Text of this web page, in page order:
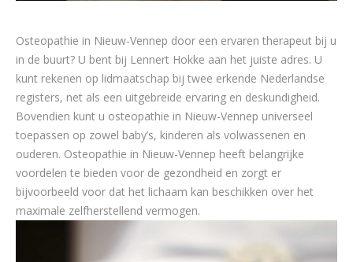
Osteopathie in Nieuw-Vennep door een ervaren therapeut bij u
in de buurt? U bent bij Lennert Hokke aan het juiste adres. U
kunt rekenen op lidmaatschap bij twee erkende Nederlandse
registers, net als een uitgebreide ervaring en deskundigheid.
Bovendien kunt u osteopathie in Nieuw-Vennep universeel
toepassen op zowel baby’s, kinderen als volwassenen en
ouderen. Osteopathie in Nieuw-Vennep heeft belangrijke
voordelen te bieden voor de gezondheid en zorgt er
bijvoorbeeld voor dat het lichaam kan beschikken over het
maximale zelfherstellend vermogen.